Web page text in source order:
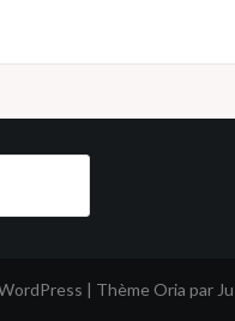
| Thème Oria par